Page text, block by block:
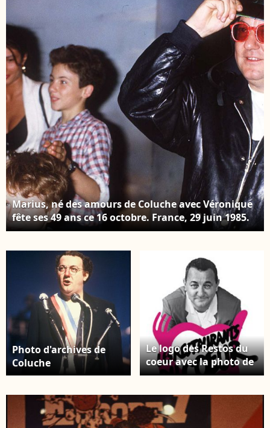
Marius, né des amours de Coluche avec Véronique
fête ses 49 ans ce 16 octobre. France, 29 juin 1985.
Coluche et son amie à la sortie de l’émission
(Photo : AGENCE / BESTIMAGE)
Photo d'archives de
Coluche
Le logo des Restos du
coeur avec la photo de
Coluche prise par